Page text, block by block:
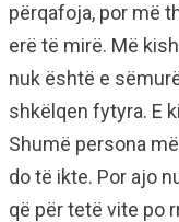
përqafoja, por më
erë të mirë. Më
nuk është e
shkëlqen fytyra. E
Shumë persona
do të ikte. Por ajo
që për tetë vite po